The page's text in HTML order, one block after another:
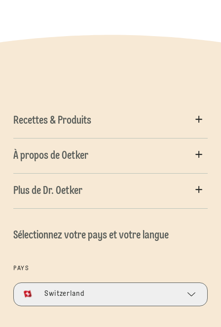
Recettes & Produits
À propos de Oetker
Plus de Dr. Oetker
Sélectionnez votre pays et votre langue
PAYS
Switzerland